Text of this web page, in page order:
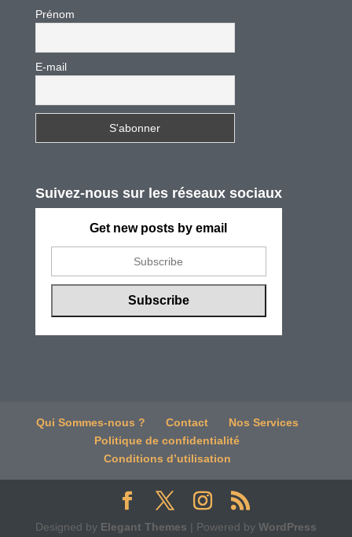
Prénom
E-mail
Suivez-nous sur les réseaux sociaux
Get new posts by email
Qui Sommes-nous ? Contact
Nos Services
Politique de confidentialité
Conditions d’utilisation
Designed by Elegant Themes | Powered by WordPress